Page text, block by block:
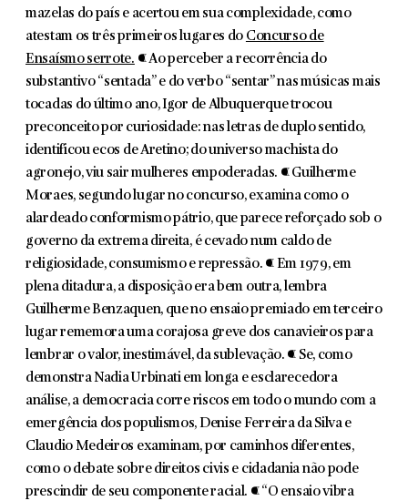
mazelas do país e acertou em sua complexidade, como
atestam os três primeiros lugares do Concurso de
Ensaísmo serrote. ¶ Ao perceber a recorrência do
substantivo “sentada” e do verbo “sentar” nas músicas mais
tocadas do último ano, Igor de Albuquerque trocou
preconceito por curiosidade: nas letras de duplo sentido,
identificou ecos de Aretino; do universo machista do
agronejo, viu sair mulheres empoderadas. ¶ Guilherme
Moraes, segundo lugar no concurso, examina como o
alardeado conformismo pátrio, que parece reforçado sob o
governo da extrema direita, é cevado num caldo de
religiosidade, consumismo e repressão. ¶ Em 1979, em
plena ditadura, a disposição era bem outra, lembra
Guilherme Benzaquen, que no ensaio premiado em terceiro
lugar rememora uma corajosa greve dos canavieiros para
lembrar o valor, inestimável, da sublevação. ¶ Se, como
demonstra Nadia Urbinati em longa e esclarecedora
análise, a democracia corre riscos em todo o mundo com a
emergência dos populismos, Denise Ferreira da Silva e
Claudio Medeiros examinam, por caminhos diferentes,
como o debate sobre direitos civis e cidadania não pode
prescindir de seu componente racial. ¶ “O ensaio vibra